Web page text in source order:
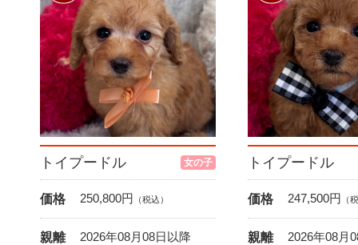
トイプードル 女の子
価格 250,800円 （税込）
親離
2026年08月08日以降
トイプードル
価格 247,500円 （
親離
2026年08月